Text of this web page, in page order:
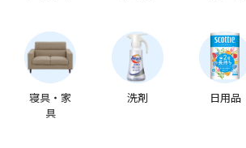
寝具・家
具
洗剤 日用品